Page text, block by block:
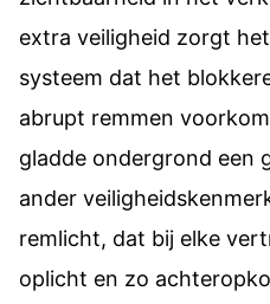
extra veiligheid zorgt
systeem dat het
abrupt remmen
gladde ondergrond een
ander
remlicht, dat bij elke
oplicht en zo